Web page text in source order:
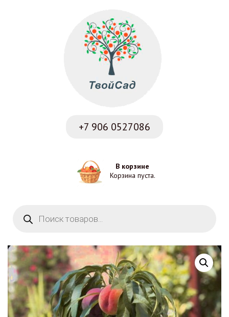
+7 906 0527086
В корзине
Корзина пуста.